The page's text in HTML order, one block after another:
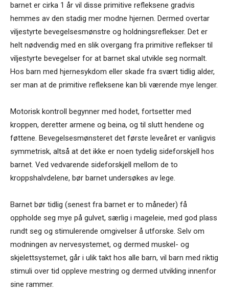
barnet er cirka 1 år vil disse primitive refleksene gradvis
hemmes av den stadig mer modne hjernen. Dermed overtar
viljestyrte bevegelsesmønstre og holdningsreflekser. Det er
helt nødvendig med en slik overgang fra primitive reflekser til
viljestyrte bevegelser for at barnet skal utvikle seg normalt.
Hos barn med hjernesykdom eller skade fra svært tidlig alder,
ser man at de primitive refleksene kan bli værende mye lenger.
Motorisk kontroll begynner med hodet, fortsetter med
kroppen, deretter armene og beina, og til slutt hendene og
føttene. Bevegelsesmønsteret det første leveåret er vanligvis
symmetrisk, altså at det ikke er noen tydelig sideforskjell hos
barnet. Ved vedvarende sideforskjell mellom de to
kroppshalvdelene, bør barnet undersøkes av lege.
Barnet bør tidlig (senest fra barnet er to måneder) få
oppholde seg mye på gulvet, særlig i mageleie, med god plass
rundt seg og stimulerende omgivelser å utforske. Selv om
modningen av nervesystemet, og dermed muskel- og
skjelettsystemet, går i ulik takt hos alle barn, vil barn med riktig
stimuli over tid oppleve mestring og dermed utvikling innenfor
sine rammer.